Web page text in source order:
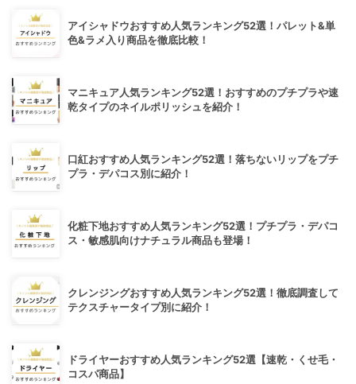
アイシャドウおすすめ人気ランキング52選！パレット&単
色&ラメ入り商品を徹底比較！
マニキュア人気ランキング52選！おすすめのプチプラや速
乾タイプのネイルポリッシュを紹介！
口紅おすすめ人気ランキング52選！落ちないリップをプチ
プラ・デパコス別に紹介！
化粧下地おすすめ人気ランキング52選！プチプラ・デパコ
ス・敏感肌向けナチュラル商品も登場！
クレンジングおすすめ人気ランキング52選！徹底調査して
テクスチャータイプ別に紹介！
ドライヤーおすすめ人気ランキング52選【速乾・くせ毛・
コスパ商品】